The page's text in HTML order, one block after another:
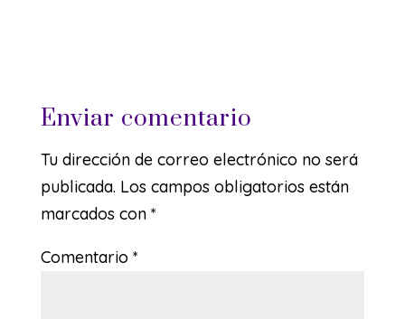
Enviar comentario
Tu dirección de correo electrónico no será
publicada. Los campos obligatorios están
marcados con *
Comentario *